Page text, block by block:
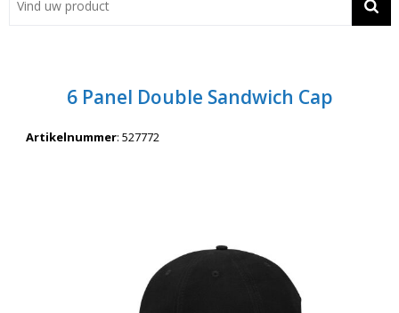
Contact
Wil je snel een advies? Bel nu 053-7920045 of 06-55731304
6 Panel Double Sandwich Cap
Artikelnummer: 527772